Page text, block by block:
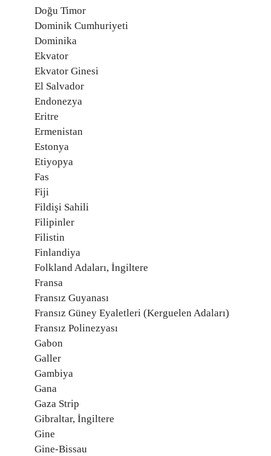
Doğu Timor
Dominik Cumhuriyeti
Dominika
Ekvator
Ekvator Ginesi
El Salvador
Endonezya
Eritre
Ermenistan
Estonya
Etiyopya
Fas
Fiji
Fildişi Sahili
Filipinler
Filistin
Finlandiya
Folkland Adaları, İngiltere
Fransa
Fransız Guyanası
Fransız Güney Eyaletleri (Kerguelen Adaları)
Fransız Polinezyası
Gabon
Galler
Gambiya
Gana
Gaza Strip
Gibraltar, İngiltere
Gine
Gine-Bissau